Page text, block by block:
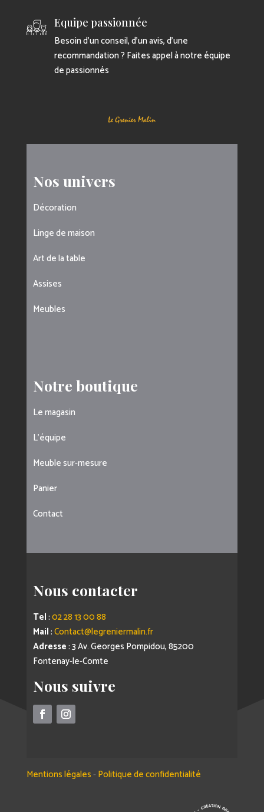
Equipe passionnée
Besoin d’un conseil, d’un avis, d’une
recommandation ? Faites appel à notre équipe
de passionnés
Nos univers
Décoration
Linge de maison
Art de la table
Assises
Meubles
Notre boutique
Le magasin
L’équipe
Meuble sur-mesure
Panier
Contact
Nous contacter
Tel:02 28 13 00 88
Mail:Contact@legreniermalin.fr
Adresse: 3 Av. Georges Pompidou, 85200
Fontenay-le-Comte
Nous suivre
Mentions légales - Politique de confidentialité